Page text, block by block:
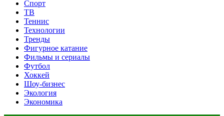
Спорт
ТВ
Теннис
Технологии
Тренды
Фигурное катание
Фильмы и сериалы
Футбол
Хоккей
Шоу-бизнес
Экология
Экономика